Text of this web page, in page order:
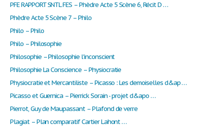
PFE RAPPORT SNTL FES – Phèdre Acte 5 Scène 6, Récit D …
Phèdre Acte 5 Scène 7 – Philo
Philo – Philo
Philo – Philosophie
Philosophie – Philosophie l'inconscient
Philosophie La Conscience – Physiocratie
Physiocratie et Mercantiliste – Picasso : Les demoiselles d&ap …
Picasso et Guernica – Pierrick Sorain - projet d&apo …
Pierrot, Guy de Maupassant – Plafond de verre
Plagiat – Plan comparatif Cartier Lahont …